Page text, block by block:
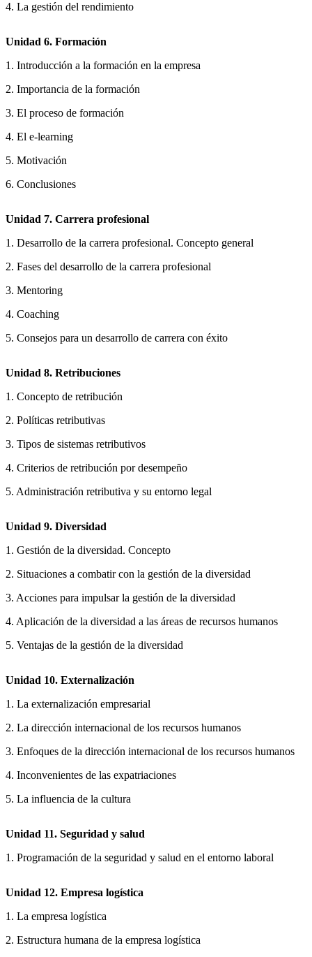
4. La gestión del rendimiento
Unidad 6. Formación
1. Introducción a la formación en la empresa
2. Importancia de la formación
3. El proceso de formación
4. El e-learning
5. Motivación
6. Conclusiones
Unidad 7. Carrera profesional
1. Desarrollo de la carrera profesional. Concepto general
2. Fases del desarrollo de la carrera profesional
3. Mentoring
4. Coaching
5. Consejos para un desarrollo de carrera con éxito
Unidad 8. Retribuciones
1. Concepto de retribución
2. Políticas retributivas
3. Tipos de sistemas retributivos
4. Criterios de retribución por desempeño
5. Administración retributiva y su entorno legal
Unidad 9. Diversidad
1. Gestión de la diversidad. Concepto
2. Situaciones a combatir con la gestión de la diversidad
3. Acciones para impulsar la gestión de la diversidad
4. Aplicación de la diversidad a las áreas de recursos humanos
5. Ventajas de la gestión de la diversidad
Unidad 10. Externalización
1. La externalización empresarial
2. La dirección internacional de los recursos humanos
3. Enfoques de la dirección internacional de los recursos humanos
4. Inconvenientes de las expatriaciones
5. La influencia de la cultura
Unidad 11. Seguridad y salud
1. Programación de la seguridad y salud en el entorno laboral
Unidad 12. Empresa logística
1. La empresa logística
2. Estructura humana de la empresa logística